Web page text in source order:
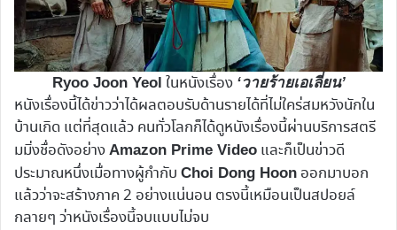
Ryoo Joon Yeol ในหนังเรื่อง ‘วายร้ายเอเลี่ยน’
หนังเรื่องนี้ได้ข่าวว่าได้ผลตอบรับด้านรายได้ที่ไม่ใคร่สมหวังนักใน
บ้านเกิด แต่ที่สุดแล้ว คนทั่วโลกก็ได้ดูหนังเรื่องนี้ผ่านบริการสตรี
มมิ่งชื่อดังอย่าง Amazon Prime Video และก็เป็นข่าวดี
ประมาณหนึ่งเมื่อทางผู้กำกับ Choi Dong Hoon ออกมาบอก
แล้วว่าจะสร้างภาค 2 อย่างแน่นอน ตรงนี้เหมือนเป็นสปอยล์
กลายๆ ว่าหนังเรื่องนี้จบแบบไม่จบ